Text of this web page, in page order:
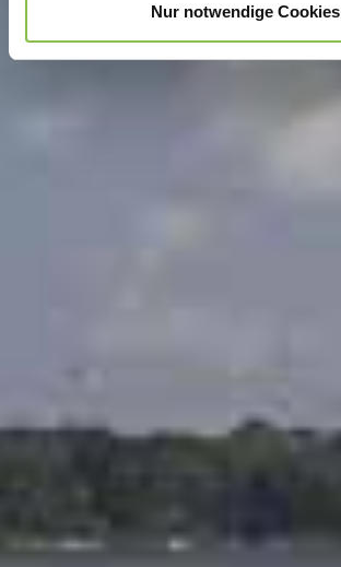
Nur notwendige Cookies